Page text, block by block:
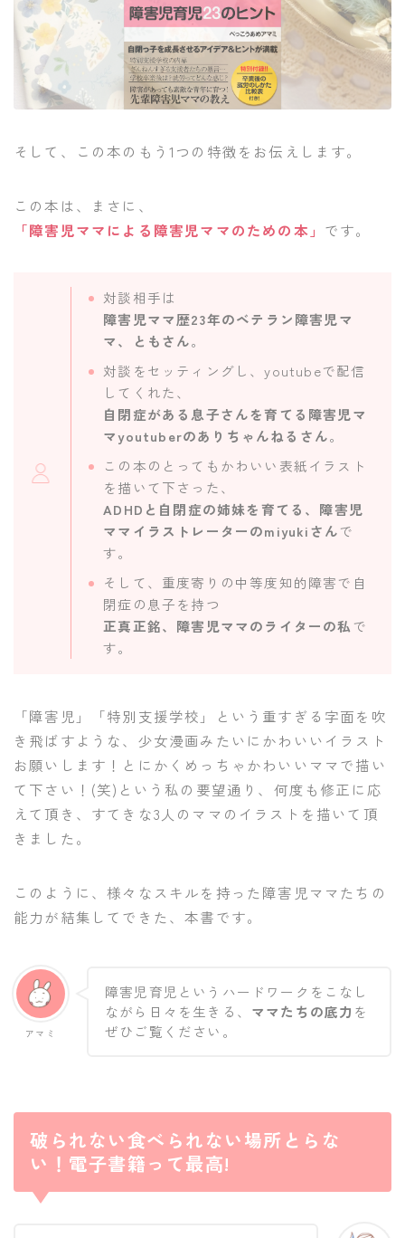
そして、この本のもう1つの特徴をお伝えします。
この本は、まさに、
「障害児ママによる障害児ママのための本」 です。
対談相手は
障害児ママ歴23年のベテラン障害児マ
マ、ともさん。
対談をセッティングし、youtubeで配信
してくれた、
自閉症がある息子さんを育てる障害児マ
マyoutuberのありちゃんねるさん。
この本のとってもかわいい表紙イラスト
を描いて下さった、
ADHDと自閉症の姉妹を育てる、障害児
ママイラストレーターのmiyukiさんで
す。
そして、重度寄りの中等度知的障害で自
閉症の息子を持つ
正真正銘、障害児ママのライターの私で
す。
「障害児」「特別支援学校」という重すぎる字面を吹
き飛ばすような、少女漫画みたいにかわいいイラスト
お願いします！とにかくめっちゃかわいいママで描い
て下さい！(笑)という私の要望通り、何度も修正に応
えて頂き、すてきな3人のママのイラストを描いて頂
きました。
このように、様々なスキルを持った障害児ママたちの
能力が結集してできた、本書です。
アマミ
障害児育児というハードワークをこなし
ながら日々を生きる、 ママたちの底力 を
ぜひご覧ください。
破られない食べられない場所とらな
い！電子書籍って最高!